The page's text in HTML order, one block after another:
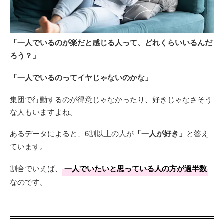
「一人でいるのが楽だと感じる人って、どれくらいいるんだ
ろう？」
「一人でいるのってイヤじゃないのかな」
集団で行動するのが得意じゃなかったり、好きじゃなさそう
な人もいますよね。
あるデータによると、6割以上の人が 「一人が好き」 と答え
ています。
割合でいえば、 一人でいたいと思っている人の方が過半数
なのです。